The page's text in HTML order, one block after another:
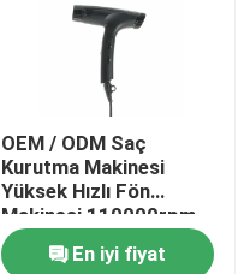
OEM / ODM Saç
Kurutma Makinesi
Yüksek Hızlı Fön
Makinesi 110000rpm
Fırçasız Motor
En iyi fiyat